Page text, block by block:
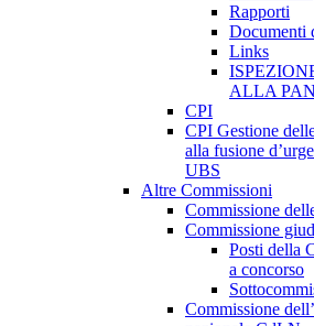
Rapporti
Documenti
Links
ALLA
CPI
CPI Gestione
alla fusione
UBS
Altre Commissioni
Commissione
Commissione
Posti della
a concorso
Commissione